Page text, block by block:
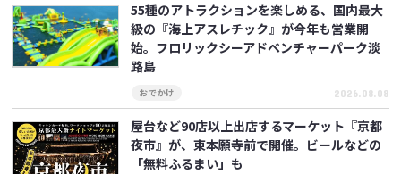
55種のアトラクションを楽しめる、国内最大
級の『海上アスレチック』が今年も営業開
始。フロリックシーアドベンチャーパーク淡
路島
おでかけ 2026.08.08
屋台など90店以上出店するマーケット『京都
夜市』が、東本願寺前で開催。ビールなどの
「無料ふるまい」も